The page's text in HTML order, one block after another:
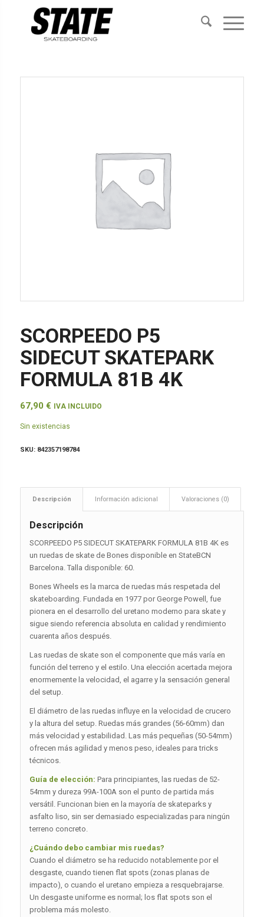
SCORPEEDO P5
SIDECUT SKATEPARK
FORMULA 81B 4K
67,90 € IVA INCLUIDO
Sin existencias
SKU: 842357198784
Descripción Información adicional Valoraciones (0)
Descripción
SCORPEEDO P5 SIDECUT SKATEPARK FORMULA 81B 4K es
un ruedas de skate de Bones disponible en StateBCN
Barcelona. Talla disponible: 60.
Bones Wheels es la marca de ruedas más respetada del
skateboarding. Fundada en 1977 por George Powell, fue
pionera en el desarrollo del uretano moderno para skate y
sigue siendo referencia absoluta en calidad y rendimiento
cuarenta años después.
Las ruedas de skate son el componente que más varía en
función del terreno y el estilo. Una elección acertada mejora
enormemente la velocidad, el agarre y la sensación general
del setup.
El diámetro de las ruedas influye en la velocidad de crucero
y la altura del setup. Ruedas más grandes (56-60mm) dan
más velocidad y estabilidad. Las más pequeñas (50-54mm)
ofrecen más agilidad y menos peso, ideales para tricks
técnicos.
Guía de elección: Para principiantes, las ruedas de 52-
54mm y dureza 99A-100A son el punto de partida más
versátil. Funcionan bien en la mayoría de skateparks y
asfalto liso, sin ser demasiado especializadas para ningún
terreno concreto.
¿Cuándo debo cambiar mis ruedas?
Cuando el diámetro se ha reducido notablemente por el
desgaste, cuando tienen flat spots (zonas planas de
impacto), o cuando el uretano empieza a resquebrajarse.
Un desgaste uniforme es normal; los flat spots son el
problema más molesto.